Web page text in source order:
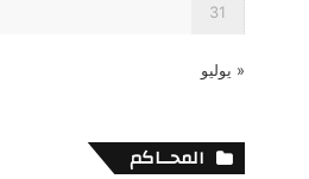
31
« يوليو
المحــاكم